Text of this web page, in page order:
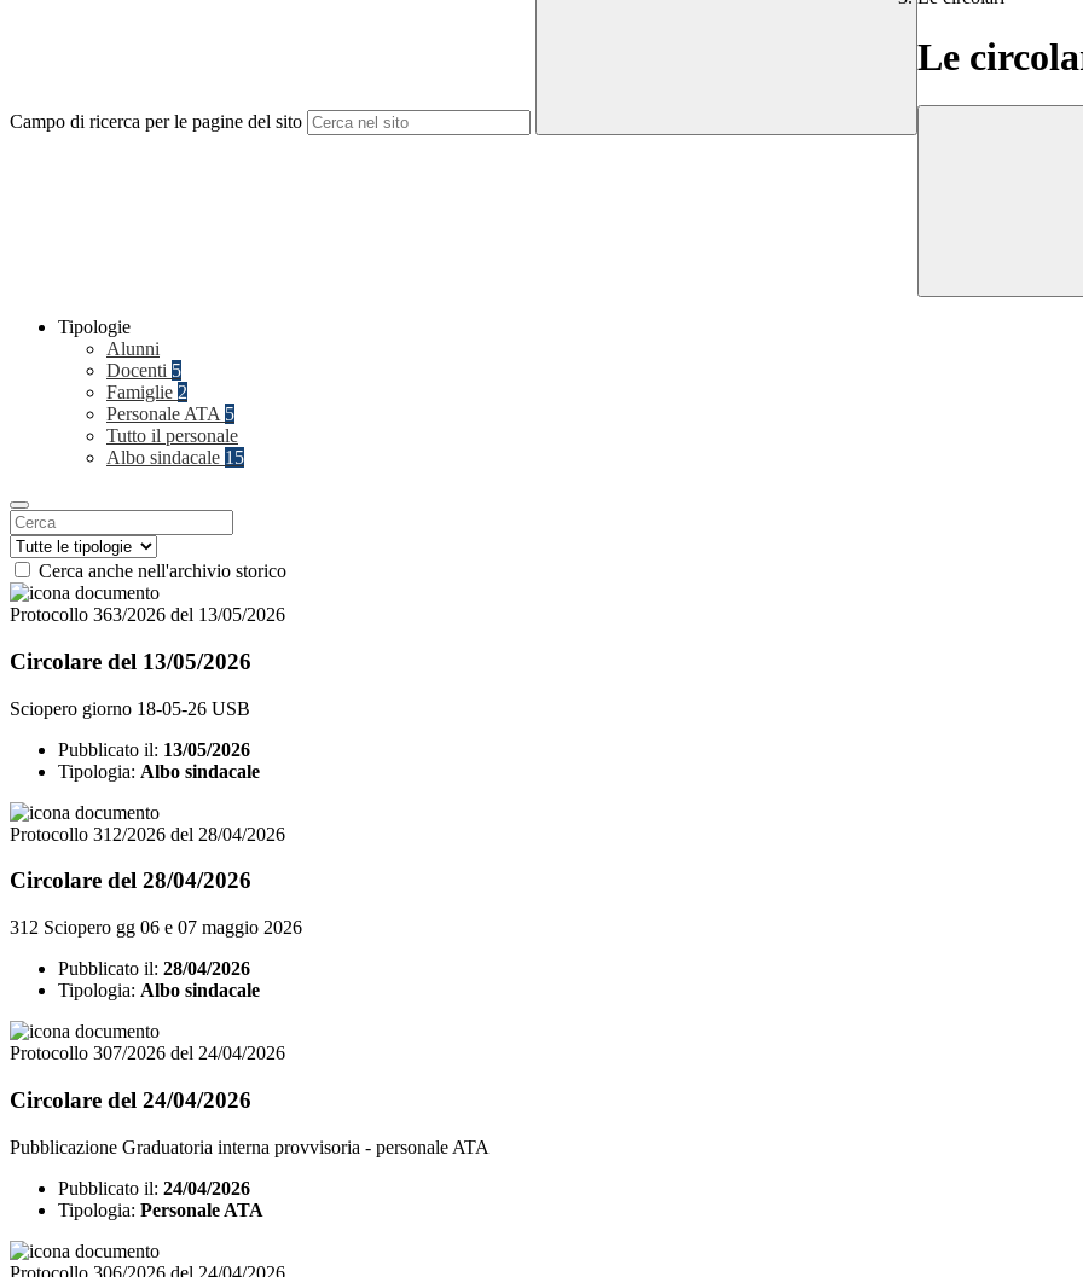
Campo di ricerca per le pagine del sito
Le
Tipologie
Alunni
Docenti 5
Famiglie 2
Personale ATA 5
Tutto il personale
Albo sindacale 15
Cerca anche nell'archivio storico
Protocollo 363/2026 del 13/05/2026
Circolare del 13/05/2026
Sciopero giorno 18-05-26 USB
Pubblicato il: 13/05/2026
Tipologia: Albo sindacale
Protocollo 312/2026 del 28/04/2026
Circolare del 28/04/2026
312 Sciopero gg 06 e 07 maggio 2026
Pubblicato il: 28/04/2026
Tipologia: Albo sindacale
Protocollo 307/2026 del 24/04/2026
Circolare del 24/04/2026
Pubblicazione Graduatoria interna provvisoria - personale ATA
Pubblicato il: 24/04/2026
Tipologia: Personale ATA
Protocollo 306/2026 del 24/04/2026